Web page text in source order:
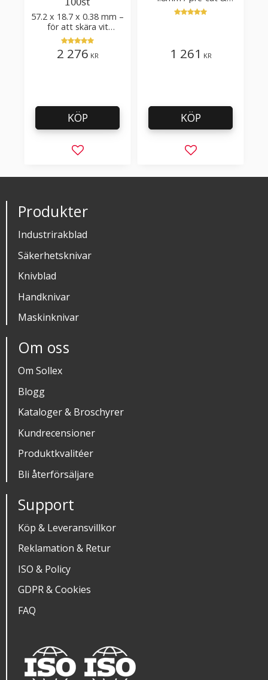
57.2 x 18.7 x 0.38 mm –
för att skära vit
plastfilm med tillsatser
2 276 KR
Lägg till i favoriter
KÖP
post-cut 0.84xTm /
skärvinkel 50°
1 261 KR
Lägg till i
KÖP
Produkter
Industrirakblad
Säkerhetsknivar
Knivblad
Handknivar
Maskinknivar
Om oss
Om Sollex
Blogg
Kataloger & Broschyrer
Kundrecensioner
Produktkvalitéer
Bli återförsäljare
Support
Köp & Leveransvillkor
Reklamation & Retur
ISO & Policy
GDPR & Cookies
FAQ